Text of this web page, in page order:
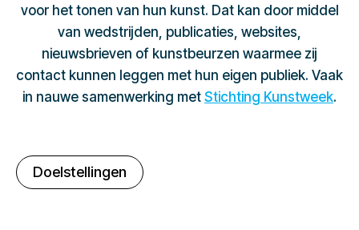
voor het tonen van hun kunst. Dat kan door middel
van wedstrijden, publicaties, websites,
nieuwsbrieven of kunstbeurzen waarmee zij
contact kunnen leggen met hun eigen publiek. Vaak
in nauwe samenwerking met Stichting Kunstweek.
Doelstellingen